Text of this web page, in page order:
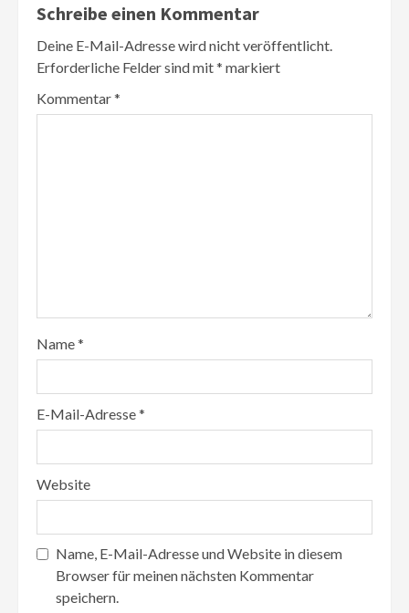
Schreibe einen Kommentar
Deine E-Mail-Adresse wird nicht veröffentlicht.
Erforderliche Felder sind mit* markiert
Kommentar*
Name*
E-Mail-Adresse*
Website
Name, E-Mail-Adresse und Website in diesem
Browser für meinen nächsten Kommentar
speichern.